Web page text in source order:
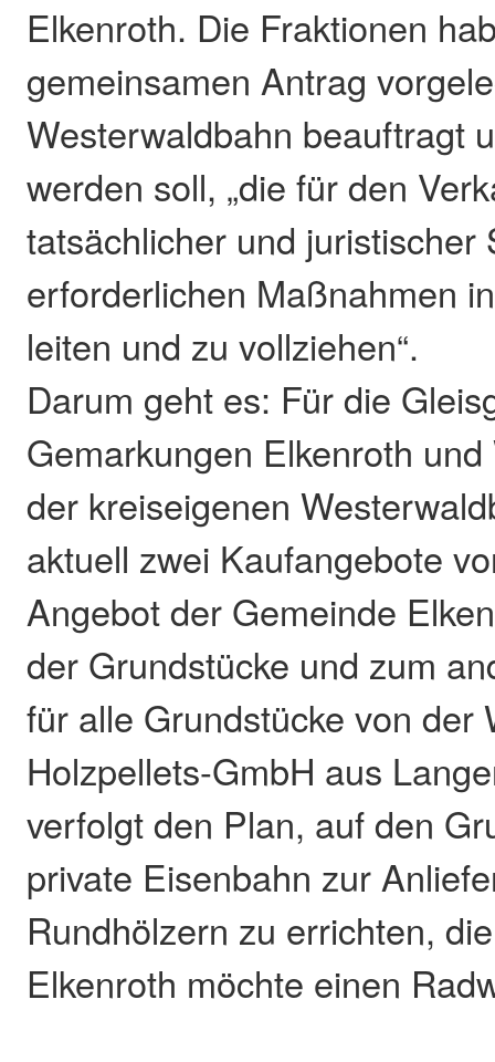
Elkenroth. Die Fraktionen
gemeinsamen Antrag
Westerwaldbahn beauftragt
werden soll, „die für den
tatsächlicher und juristischer
erforderlichen Maßnahmen
leiten und zu vollziehen“.
Darum geht es: Für die
Gemarkungen Elkenroth
der kreiseigenen
aktuell zwei Kaufangebote
Angebot der Gemeinde
der Grundstücke und zum
für alle Grundstücke von der
Holzpellets-GmbH aus
verfolgt den Plan, auf den
private Eisenbahn zur
Rundhölzern zu errichten,
Elkenroth möchte einen